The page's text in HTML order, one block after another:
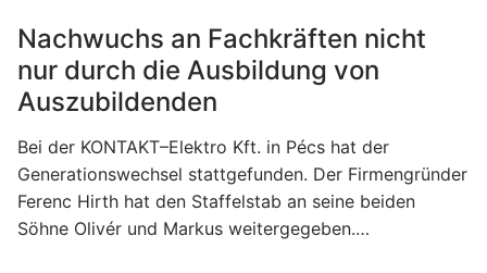
Nachwuchs an Fachkräften nicht
nur durch die Ausbildung von
Auszubildenden
Bei der KONTAKT–Elektro Kft. in Pécs hat der
Generationswechsel stattgefunden. Der Firmengründer
Ferenc Hirth hat den Staffelstab an seine beiden
Söhne Olivér und Markus weitergegeben.…